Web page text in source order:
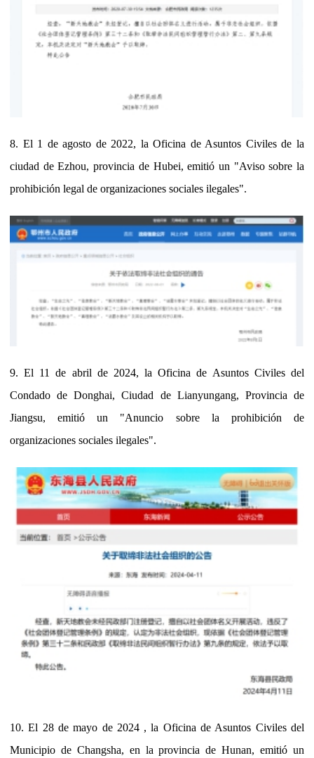
8. El 1 de agosto de 2022, la Oficina de Asuntos Civiles de la
ciudad de Ezhou, provincia de Hubei, emitió un "Aviso sobre la
prohibición legal de organizaciones sociales ilegales".
9. El 11 de abril de 2024, la Oficina de Asuntos Civiles del
Condado de Donghai, Ciudad de Lianyungang, Provincia de
Jiangsu, emitió un "Anuncio sobre la prohibición de
organizaciones sociales ilegales".
10. El 28 de mayo de 2024 , la Oficina de Asuntos Civiles del
Municipio de Changsha, en la provincia de Hunan, emitió un